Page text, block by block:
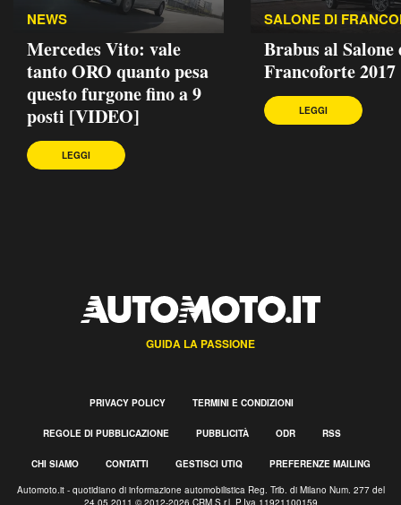
NEWS
Mercedes Vito: vale
tanto ORO quanto pesa
questo furgone fino a 9
posti [VIDEO]
LEGGI
SALONE DI
Brabus al Salone
Francoforte 2017
LEGGI
GUIDA LA PASSIONE
PRIVACY POLICY TERMINI E CONDIZIONI
REGOLE DI PUBBLICAZIONE PUBBLICITÀ ODR RSS
CHI SIAMO CONTATTI GESTISCI UTIQ PREFERENZE MAILING
Automoto.it - quotidiano di informazione automobilistica Reg. Trib. di Milano Num. 277 del
24.05.2011 © 2012-2026 CRM S.r.l. P.Iva 11921100159